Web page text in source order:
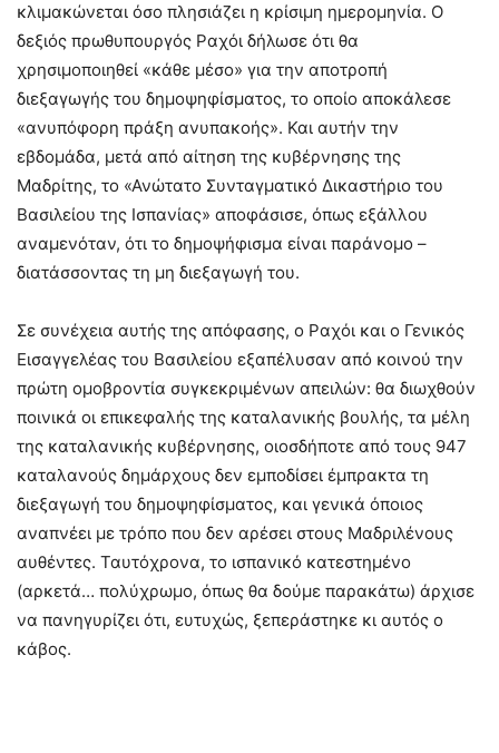
κλιμακώνεται όσο πλησιάζει η κρίσιμη ημερομηνία. Ο
δεξιός πρωθυπουργός Ραχόι δήλωσε ότι θα
χρησιμοποιηθεί «κάθε μέσο» για την αποτροπή
διεξαγωγής του δημοψηφίσματος, το οποίο αποκάλεσε
«ανυπόφορη πράξη ανυπακοής». Και αυτήν την
εβδομάδα, μετά από αίτηση της κυβέρνησης της
Μαδρίτης, το «Ανώτατο Συνταγματικό Δικαστήριο του
Βασιλείου της Ισπανίας» αποφάσισε, όπως εξάλλου
αναμενόταν, ότι το δημοψήφισμα είναι παράνομο –
διατάσσοντας τη μη διεξαγωγή του.
Σε συνέχεια αυτής της απόφασης, ο Ραχόι και ο Γενικός
Εισαγγελέας του Βασιλείου εξαπέλυσαν από κοινού την
πρώτη ομοβροντία συγκεκριμένων απειλών: θα διωχθούν
ποινικά οι επικεφαλής της καταλανικής βουλής, τα μέλη
της καταλανικής κυβέρνησης, οιοσδήποτε από τους 947
καταλανούς δημάρχους δεν εμποδίσει έμπρακτα τη
διεξαγωγή του δημοψηφίσματος, και γενικά όποιος
αναπνέει με τρόπο που δεν αρέσει στους Μαδριλένους
αυθέντες. Ταυτόχρονα, το ισπανικό κατεστημένο
(αρκετά… πολύχρωμο, όπως θα δούμε παρακάτω) άρχισε
να πανηγυρίζει ότι, ευτυχώς, ξεπεράστηκε κι αυτός ο
κάβος.